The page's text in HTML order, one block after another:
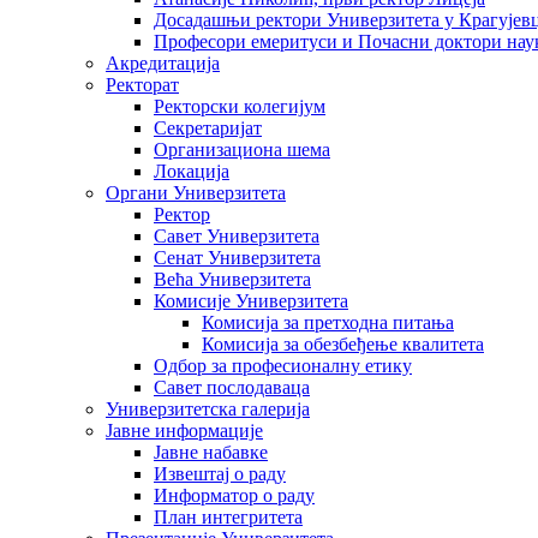
Досадашњи ректори Универзитета у
Професори емеритуси и Почасни доктори
Акредитација
Ректорат
Ректорски колегијум
Секретаријат
Организациона шема
Локација
Органи Универзитета
Ректор
Савет Универзитета
Сенат Универзитета
Већа Универзитета
Комисије Универзитета
Комисија за претходна питања
Комисија за обезбеђење квалитета
Одбор за професионалну етику
Савет послодаваца
Универзитетска галерија
Јавне информације
Јавне набавке
Извештај о раду
Информатор о раду
План интегритета